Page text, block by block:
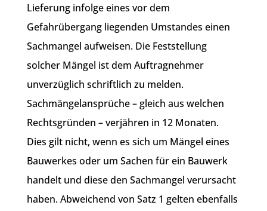
Lieferung infolge eines vor dem
Gefahrübergang liegenden Umstandes einen
Sachmangel aufweisen. Die Feststellung
solcher Mängel ist dem Auftragnehmer
unverzüglich schriftlich zu melden.
Sachmängelansprüche – gleich aus welchen
Rechtsgründen – verjähren in 12 Monaten.
Dies gilt nicht, wenn es sich um Mängel eines
Bauwerkes oder um Sachen für ein Bauwerk
handelt und diese den Sachmangel verursacht
haben. Abweichend von Satz 1 gelten ebenfalls